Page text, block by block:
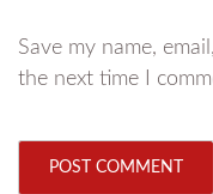
Save my name,
the next time I